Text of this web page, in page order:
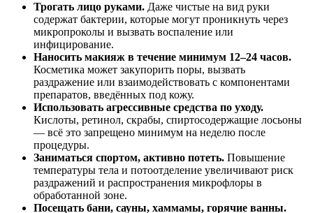
Трогать лицо руками. Даже чистые на вид руки
содержат бактерии, которые могут проникнуть через
микропроколы и вызвать воспаление или
инфицирование.
Наносить макияж в течение минимум 12–24 часов.
Косметика может закупорить поры, вызвать
раздражение или взаимодействовать с компонентами
препаратов, введённых под кожу.
Использовать агрессивные средства по уходу.
Кислоты, ретинол, скрабы, спиртосодержащие лосьоны
— всё это запрещено минимум на неделю после
процедуры.
Заниматься спортом, активно потеть. Повышение
температуры тела и потоотделение увеличивают риск
раздражений и распространения микрофлоры в
обработанной зоне.
Посещать бани, сауны, хаммамы, горячие ванны.